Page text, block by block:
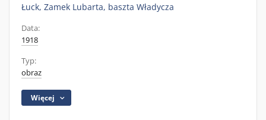
Łuck, Zamek Lubarta, baszta Władycza
Data:
1918
Typ:
obraz
Więcej